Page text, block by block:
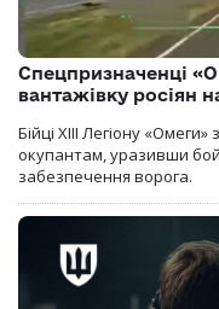
Спецпризначенці
вантажівку росіян
Бійці ХІІІ Легіону
окупантам, уразивши
забезпечення ворога.